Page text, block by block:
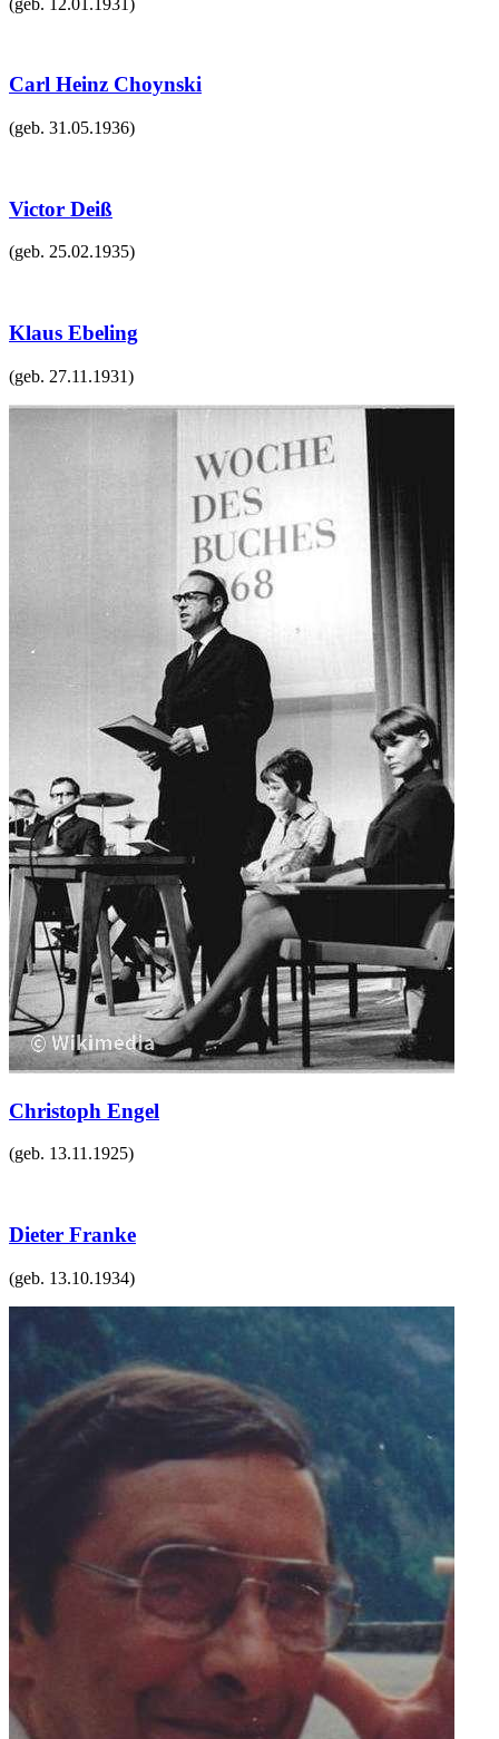
Carl Heinz Choynski
(geb. 31.05.1936)
Victor Deiß
(geb. 25.02.1935)
Klaus Ebeling
(geb. 27.11.1931)
Christoph Engel
(geb. 13.11.1925)
Dieter Franke
(geb. 13.10.1934)